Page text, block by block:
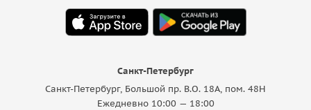
Санкт-Петербург
Санкт-Петербург, Большой пр. В.О. 18A, пом. 48Н
Ежедневно 10:00 — 18:00